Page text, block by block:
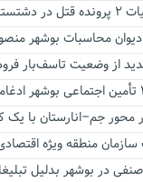
محاسبات بوشهر
از وضعیت تاسف‌بار
منطقه ویژه اقتصادی